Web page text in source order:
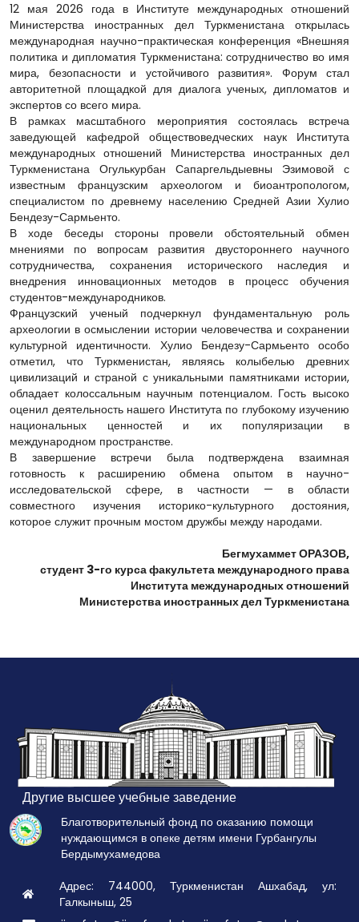
12 мая 2026 года в Институте международных отношений
Министерства иностранных дел Туркменистана открылась
международная научно-практическая конференция «Внешняя
политика и дипломатия Туркменистана: сотрудничество во имя
мира, безопасности и устойчивого развития». Форум стал
авторитетной площадкой для диалога ученых, дипломатов и
экспертов со всего мира.
В рамках масштабного мероприятия состоялась встреча
заведующей кафедрой обществоведческих наук Института
международных отношений Министерства иностранных дел
Туркменистана Огулькурбан Сапаргельдыевны Эзимовой с
известным французским археологом и биоантропологом,
специалистом по древнему населению Средней Азии Хулио
Бендезу-Сармьенто.
В ходе беседы стороны провели обстоятельный обмен
мнениями по вопросам развития двустороннего научного
сотрудничества, сохранения исторического наследия и
внедрения инновационных методов в процесс обучения
студентов-международников.
Французский ученый подчеркнул фундаментальную роль
археологии в осмыслении истории человечества и сохранении
культурной идентичности. Хулио Бендезу-Сармьенто особо
отметил, что Туркменистан, являясь колыбелью древних
цивилизаций и страной с уникальными памятниками истории,
обладает колоссальным научным потенциалом. Гость высоко
оценил деятельность нашего Института по глубокому изучению
национальных ценностей и их популяризации в
международном пространстве.
В завершение встречи была подтверждена взаимная
готовность к расширению обмена опытом в научно-
исследовательской сфере, в частности — в области
совместного изучения историко-культурного достояния,
которое служит прочным мостом дружбы между народами.
Бегмухаммет ОРАЗОВ,
студент 3-го курса факультета международного права
Института международных отношений
Министерства иностранных дел Туркменистана
Другие высшее учебные заведение
Благотворительный фонд по оказанию помощи
нуждающимся в опеке детям имени Гурбангулы
Бердымухамедова
Адрес: 744000, Туркменистан Ашхабад, ул:
Галкыныш, 25